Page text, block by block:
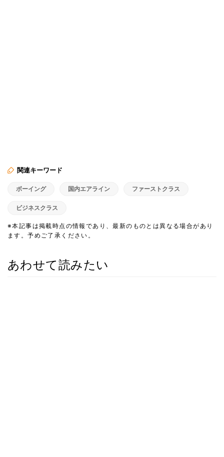
関連キーワード
ボーイング 国内エアライン ファーストクラス
ビジネスクラス
※本記事は掲載時点の情報であり、最新のものとは異なる場合があり
ます。予めご了承ください。
あわせて読みたい